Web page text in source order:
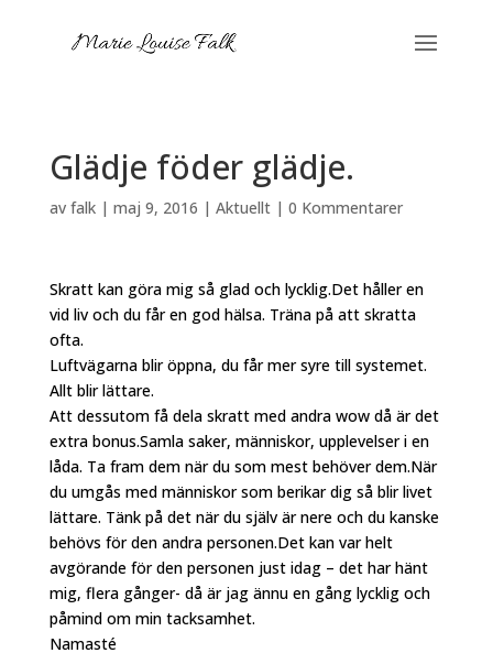
Glädje föder glädje.
av falk| maj 9, 2016 | Aktuellt| 0 Kommentarer
Skratt kan göra mig så glad och lycklig.Det håller en
vid liv och du får en god hälsa. Träna på att skratta
ofta.
Luftvägarna blir öppna, du får mer syre till systemet.
Allt blir lättare.
Att dessutom få dela skratt med andra wow då är det
extra bonus.Samla saker, människor, upplevelser i en
låda. Ta fram dem när du som mest behöver dem.När
du umgås med människor som berikar dig så blir livet
lättare. Tänk på det när du själv är nere och du kanske
behövs för den andra personen.Det kan var helt
avgörande för den personen just idag – det har hänt
mig, flera gånger- då är jag ännu en gång lycklig och
påmind om min tacksamhet.
Namasté